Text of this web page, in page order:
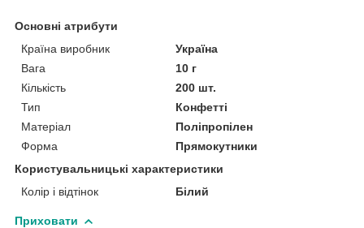
Основні атрибути
Країна виробник
Україна
Вага
10 г
Кількість
200 шт.
Тип
Конфетті
Матеріал
Поліпропілен
Форма
Прямокутники
Користувальницькі характеристики
Колір і відтінок
Білий
Приховати